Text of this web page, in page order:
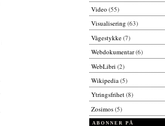
Video (55)
Visualisering (63)
Vågestykke(7)
Webdokumentar(6)
WebLibri (2)
Wikipedia(5)
Ytringsfrihet(8)
Zosimos(5)
ABONNER PÅ